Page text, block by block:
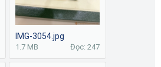
IMG-3054.jpg
1.7 MB Đọc: 247